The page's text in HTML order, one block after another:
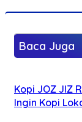
Baca Juga
Kopi JOZ JIZ
Ingin Kopi